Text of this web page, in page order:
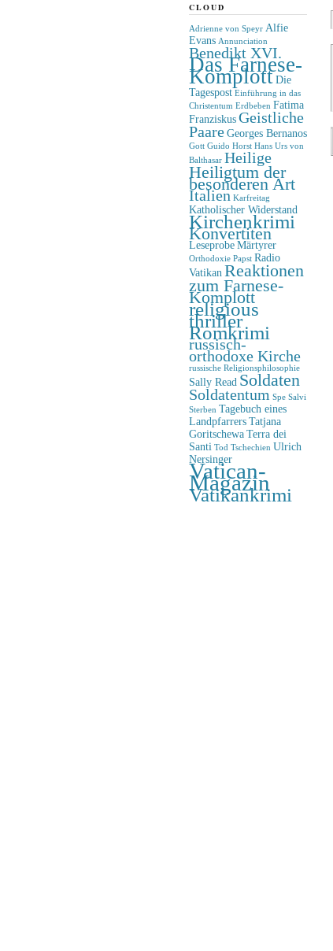
CLOUD
Adrienne von Speyr Alfie
Evans Annunciation
Benedikt XVI.
Das Farnese-
Komplott Die
Tagespost Einführung in das
Christentum Erdbeben Fatima
Franziskus Geistliche
Paare Georges Bernanos
Gott Guido Horst Hans Urs von
Balthasar Heilige
Heiligtum der
besonderen Art
Italien Karfreitag
Katholischer Widerstand
Kirchenkrimi
Konvertiten
Leseprobe Märtyrer
Orthodoxie Papst Radio
Vatikan Reaktionen
zum Farnese-
Komplott
religious
thriller
Romkrimi
russisch-
orthodoxe Kirche
russische Religionsphilosophie
Sally Read Soldaten
Soldatentum Spe Salvi
Sterben Tagebuch eines
Landpfarrers Tatjana
Goritschewa Terra dei
Santi Tod Tschechien Ulrich
Nersinger
Vatican-
Magazin
Vatikankrimi